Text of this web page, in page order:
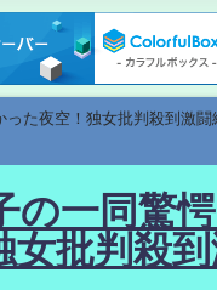
た夜空！独女批判殺到激
一同驚
女批判殺